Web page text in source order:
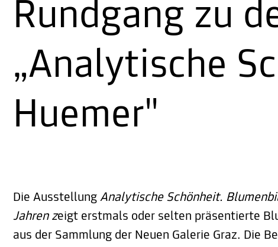
Rundgang zu
„Analytische
Huemer"
Die Ausstellung Analytische Schönheit.
Jahren zeigt erstmals oder selten präsentierte
aus der Sammlung der Neuen Galerie Graz. Die